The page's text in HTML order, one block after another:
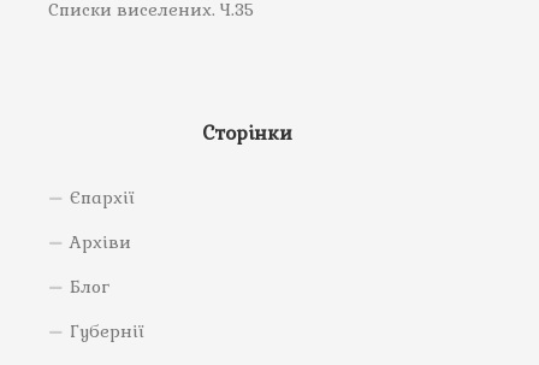
Списки виселених. Ч.35
Сторінки
Єпархії
Архіви
Блог
Губернії